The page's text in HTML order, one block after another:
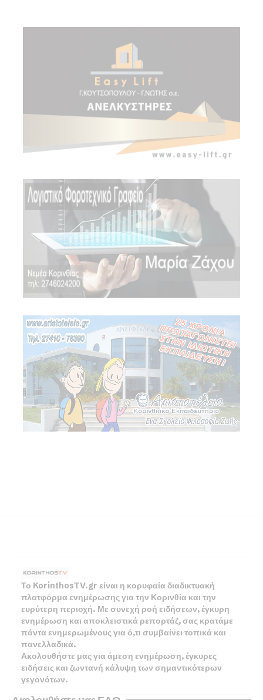
Το KorinthosTV.gr είναι η κορυφαία διαδικτυακή
πλατφόρμα ενημέρωσης για την Κορινθία και την
ευρύτερη περιοχή. Με συνεχή ροή ειδήσεων, έγκυρη
ενημέρωση και αποκλειστικά ρεπορτάζ, σας κρατάμε
πάντα ενημερωμένους για ό,τι συμβαίνει τοπικά και
πανελλαδικά.
Ακολουθήστε μας για άμεση ενημέρωση, έγκυρες
ειδήσεις και ζωντανή κάλυψη των σημαντικότερων
γεγονότων.